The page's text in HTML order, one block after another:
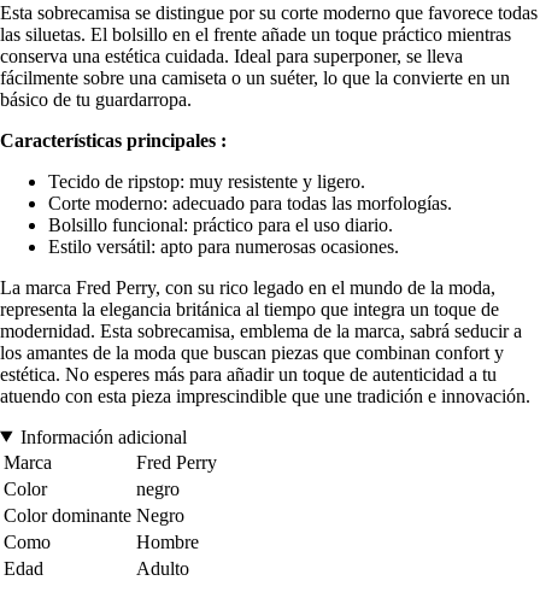
Esta sobrecamisa se distingue por su corte moderno que favorece todas
las siluetas. El bolsillo en el frente añade un toque práctico mientras
conserva una estética cuidada. Ideal para superponer, se lleva
fácilmente sobre una camiseta o un suéter, lo que la convierte en un
básico de tu guardarropa.
Características principales :
Tecido de ripstop: muy resistente y ligero.
Corte moderno: adecuado para todas las morfologías.
Bolsillo funcional: práctico para el uso diario.
Estilo versátil: apto para numerosas ocasiones.
La marca Fred Perry, con su rico legado en el mundo de la moda,
representa la elegancia británica al tiempo que integra un toque de
modernidad. Esta sobrecamisa, emblema de la marca, sabrá seducir a
los amantes de la moda que buscan piezas que combinan confort y
estética. No esperes más para añadir un toque de autenticidad a tu
atuendo con esta pieza imprescindible que une tradición e innovación.
Información adicional
Marca
Fred Perry
Color
negro
Color dominante Negro
Como
Hombre
Edad
Adulto